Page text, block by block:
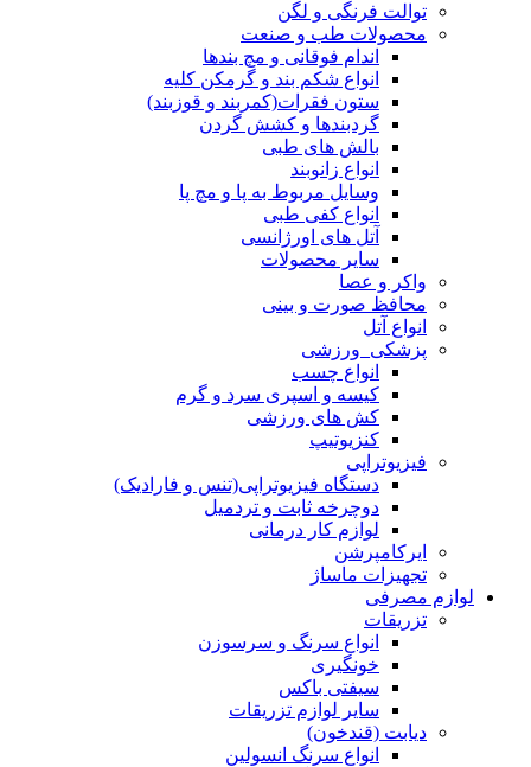
توالت فرنگی و لگن
محصولات طب و صنعت
اندام فوقانی و مچ بندها
انواع شکم بند و گرمکن کلیه
ستون فقرات(کمربند و قوزبند)
گردبندها و کشش گردن
بالش های طبی
انواع زانوبند
وسایل مربوط به پا و مچ پا
انواع کفی طبی
آتل های اورژانسی
سایر محصولات
واکر و عصا
محافظ صورت و بینی
انواع آتل
پزشکی_ورزشی
انواع چسب
کیسه و اسپری سرد و گرم
کش های ورزشی
کنزیوتیپ
فیزیوتراپی
دستگاه فیزیوتراپی(تنس و فارادیک)
دوچرخه ثابت و تردمیل
لوازم کار درمانی
ایرکامپرشن
تجهیزات ماساژ
لوازم مصرفی
تزریقات
انواع سرنگ و سرسوزن
خونگیری
سیفتی باکس
سایر لوازم تزریقات
دیابت (قندخون)
انواع سرنگ انسولین